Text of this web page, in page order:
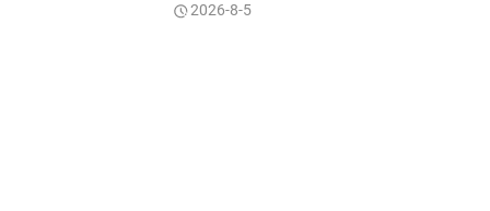
2026-8-5